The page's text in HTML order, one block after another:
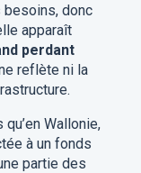
besoins, donc
apparaît
perdant
reflète ni la
Wallonie,
à un fonds
partie des